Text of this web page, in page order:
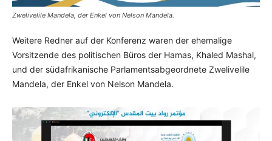
Zwelivelile Mandela, der Enkel von Nelson Mandela.
Weitere Redner auf der Konferenz waren der ehemalige
Vorsitzende des politischen Büros der Hamas, Khaled Mashal,
und der südafrikanische Parlamentsabgeordnete Zwelivelile
Mandela, der Enkel von Nelson Mandela.